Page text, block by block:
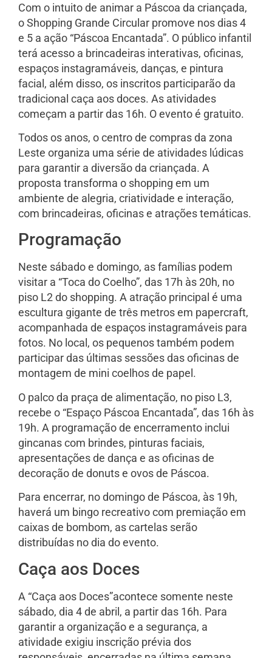
Com o intuito de animar a Páscoa da criançada,
o Shopping Grande Circular promove nos dias 4
e 5 a ação “Páscoa Encantada”. O público infantil
terá acesso a brincadeiras interativas, oficinas,
espaços instagramáveis, danças, e pintura
facial, além disso, os inscritos participarão da
tradicional caça aos doces. As atividades
começam a partir das 16h. O evento é gratuito.
Todos os anos, o centro de compras da zona
Leste organiza uma série de atividades lúdicas
para garantir a diversão da criançada. A
proposta transforma o shopping em um
ambiente de alegria, criatividade e interação,
com brincadeiras, oficinas e atrações temáticas.
Programação
Neste sábado e domingo, as famílias podem
visitar a “Toca do Coelho”, das 17h às 20h, no
piso L2 do shopping. A atração principal é uma
escultura gigante de três metros em papercraft,
acompanhada de espaços instagramáveis para
fotos. No local, os pequenos também podem
participar das últimas sessões das oficinas de
montagem de mini coelhos de papel.
O palco da praça de alimentação, no piso L3,
recebe o “Espaço Páscoa Encantada”, das 16h às
19h. A programação de encerramento inclui
gincanas com brindes, pinturas faciais,
apresentações de dança e as oficinas de
decoração de donuts e ovos de Páscoa.
Para encerrar, no domingo de Páscoa, às 19h,
haverá um bingo recreativo com premiação em
caixas de bombom, as cartelas serão
distribuídas no dia do evento.
Caça aos Doces
A “Caça aos Doces”acontece somente neste
sábado, dia 4 de abril, a partir das 16h. Para
garantir a organização e a segurança, a
atividade exigiu inscrição prévia dos